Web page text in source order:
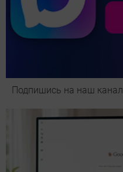
Подпишись на наш